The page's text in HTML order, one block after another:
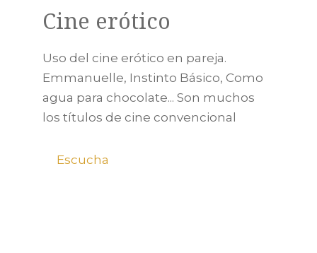
Cine erótico
Uso del cine erótico en pareja.
Emmanuelle, Instinto Básico, Como
agua para chocolate... Son muchos
los títulos de cine convencional
Escucha